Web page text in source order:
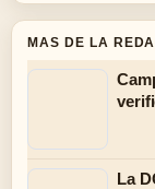
MAS DE LA
La